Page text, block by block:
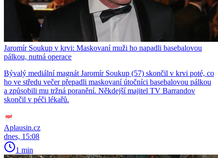
Jaromír Soukup v krvi: Maskovaní muži ho napadli basebalovou
pálkou, nutná operace
Bývalý mediální magnát Jaromír Soukup (57) skončil v krvi poté, co
ho ve středu večer přepadli maskovaní útočníci basebalovou pálkou
a způsobili mu tržná poranění. Někdejší majitel TV Barrandov
skončil v péči lékařů.
Aplausin.cz
dnes, 15:08
1 min